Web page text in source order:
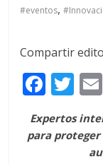
#eventos,
Compartir
F
e
b
T
w
itt
er
Expertos
para